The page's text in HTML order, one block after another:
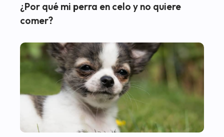
¿Por qué mi perra en celo y no quiere
comer?